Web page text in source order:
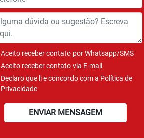
Aceito receber contato por Whatsapp/SMS
Aceito receber contato via E-mail
Declaro que li e concordo com a Política de
Privacidade
ENVIAR MENSAGEM